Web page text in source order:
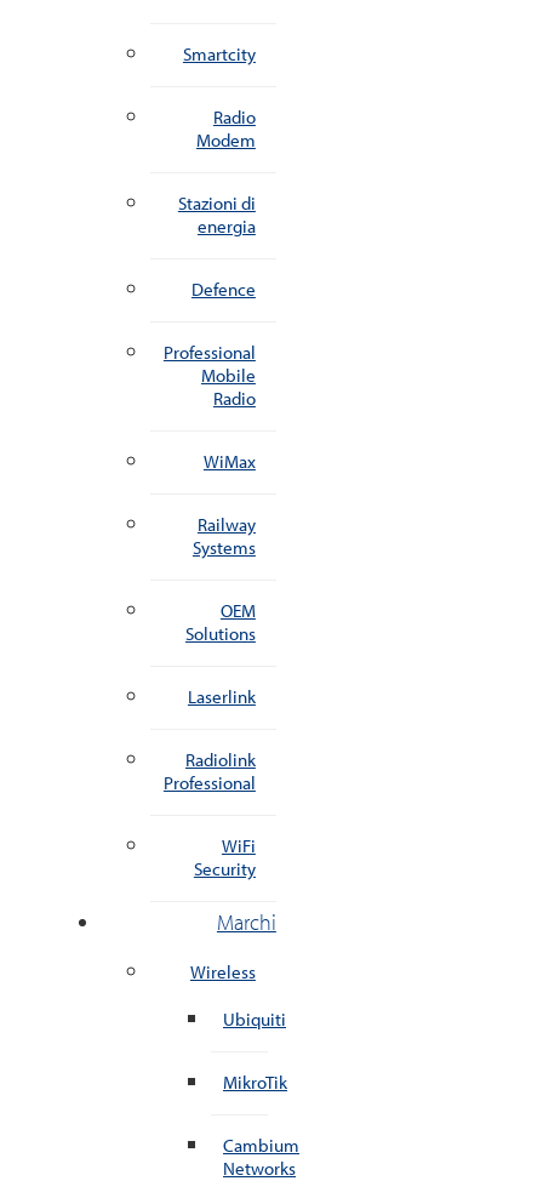
Smartcity
Radio
Modem
Stazioni di
energia
Defence
Professional
Mobile
Radio
WiMax
Railway
Systems
OEM
Solutions
Laserlink
Radiolink
Professional
WiFi
Security
Marchi
Wireless
Ubiquiti
MikroTik
Cambium
Networks